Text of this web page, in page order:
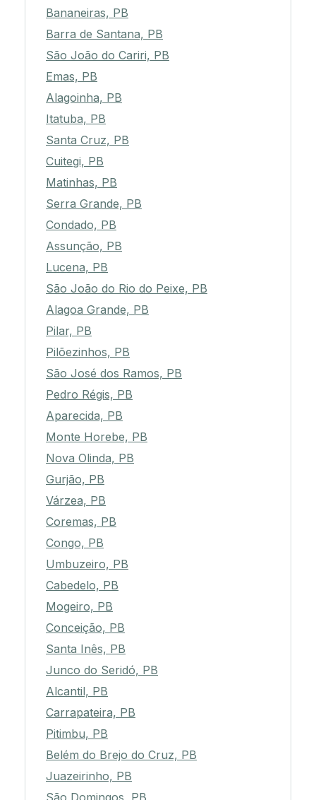
Bananeiras, PB
Barra de Santana, PB
São João do Cariri, PB
Emas, PB
Alagoinha, PB
Itatuba, PB
Santa Cruz, PB
Cuitegi, PB
Matinhas, PB
Serra Grande, PB
Condado, PB
Assunção, PB
Lucena, PB
São João do Rio do Peixe, PB
Alagoa Grande, PB
Pilar, PB
Pilõezinhos, PB
São José dos Ramos, PB
Pedro Régis, PB
Aparecida, PB
Monte Horebe, PB
Nova Olinda, PB
Gurjão, PB
Várzea, PB
Coremas, PB
Congo, PB
Umbuzeiro, PB
Cabedelo, PB
Mogeiro, PB
Conceição, PB
Santa Inês, PB
Junco do Seridó, PB
Alcantil, PB
Carrapateira, PB
Pitimbu, PB
Belém do Brejo do Cruz, PB
Juazeirinho, PB